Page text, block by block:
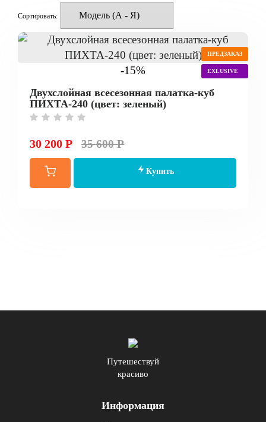
Сортировать:
-15%
ПРЕДЗАКАЗ
EXLUSIVE
Двухслойная всесезонная палатка-куб
ПИХТА-240 (цвет: зеленый)
30 200 Р 35 600 Р
Купить
Путешествуй
красиво
Информация